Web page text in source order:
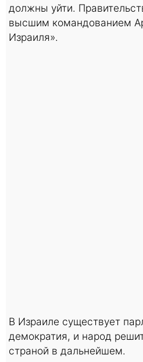
должны уйти.
высшим командованием
Израиля».
В Израиле существует
демократия, и народ
страной в дальнейшем.